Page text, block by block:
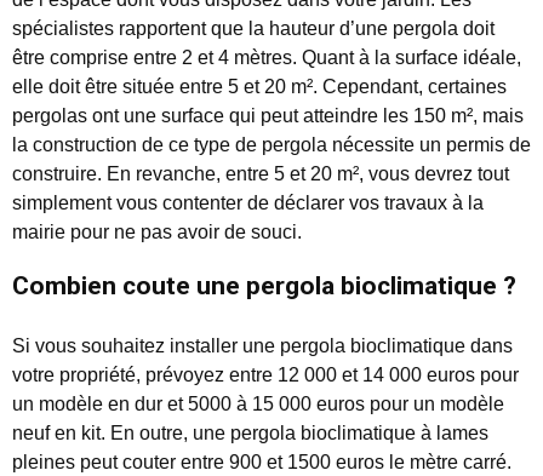
spécialistes rapportent que la hauteur d’une pergola doit
être comprise entre 2 et 4 mètres. Quant à la surface idéale,
elle doit être située entre 5 et 20 m². Cependant, certaines
pergolas ont une surface qui peut atteindre les 150 m², mais
la construction de ce type de pergola nécessite un permis de
construire. En revanche, entre 5 et 20 m², vous devrez tout
simplement vous contenter de déclarer vos travaux à la
mairie pour ne pas avoir de souci.
Combien coute une pergola bioclimatique ?
Si vous souhaitez installer une pergola bioclimatique dans
votre propriété, prévoyez entre 12 000 et 14 000 euros pour
un modèle en dur et 5000 à 15 000 euros pour un modèle
neuf en kit. En outre, une pergola bioclimatique à lames
pleines peut couter entre 900 et 1500 euros le mètre carré.